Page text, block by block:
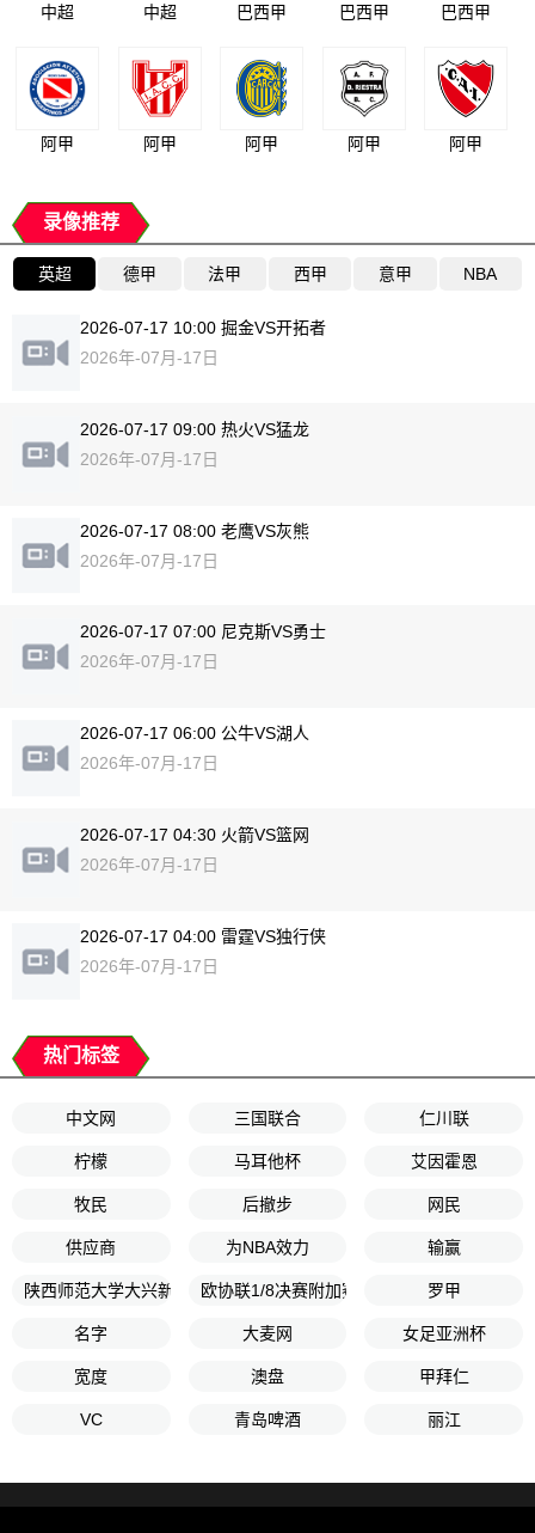
中超 中超 巴西甲 巴西甲 巴西甲
阿甲 阿甲 阿甲 阿甲 阿甲
录像推荐
英超 德甲 法甲 西甲 意甲 NBA
2026-07-17 10:00 掘金VS开拓者
2026年-07月-17日
2026-07-17 09:00 热火VS猛龙
2026年-07月-17日
2026-07-17 08:00 老鹰VS灰熊
2026年-07月-17日
2026-07-17 07:00 尼克斯VS勇士
2026年-07月-17日
2026-07-17 06:00 公牛VS湖人
2026年-07月-17日
2026-07-17 04:30 火箭VS篮网
2026年-07月-17日
2026-07-17 04:00 雷霆VS独行侠
2026年-07月-17日
热门标签
中文网 三国联合 仁川联
柠檬 马耳他杯 艾因霍恩
牧民 后撤步 网民
供应商 为NBA效力 输赢
陕西师范大学大兴新区小学欧协联1/8决赛附加赛 罗甲
名字 大麦网 女足亚洲杯
宽度 澳盘 甲拜仁
VC 青岛啤酒 丽江